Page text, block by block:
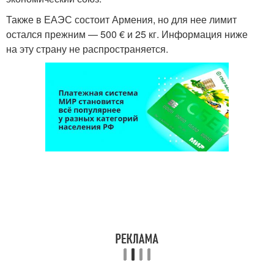
Также в ЕАЭС состоит Армения, но для нее лимит
остался прежним — 500 € и 25 кг. Информация ниже
на эту страну не распространяется.